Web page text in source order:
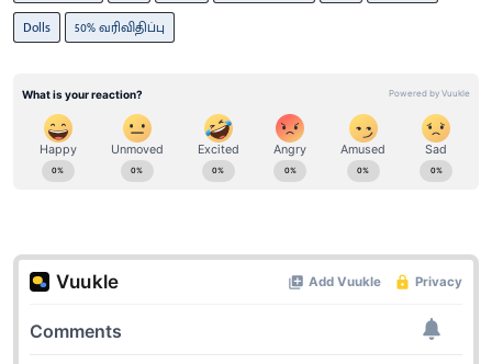
Dolls
50% வரிவிதிப்பு